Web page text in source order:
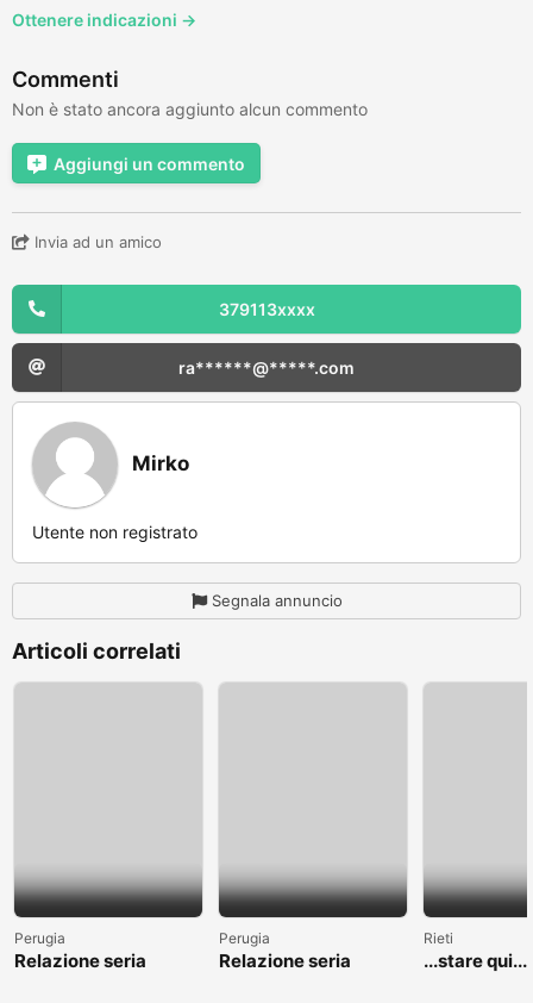
Ottenere indicazioni →
Commenti
Non è stato ancora aggiunto alcun commento
Aggiungi un commento
Invia ad un amico
379113xxxx
ra******@*****.com
Mirko
Utente non registrato
Segnala annuncio
Articoli correlati
Perugia
Relazione seria
Perugia
Relazione seria
Rieti
...stare qui....